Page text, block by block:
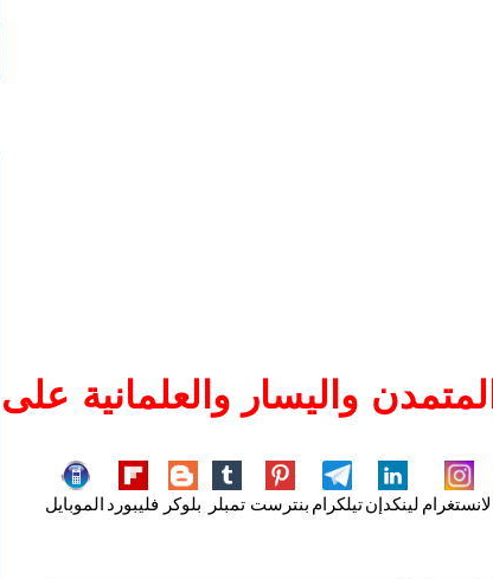
واليسار والعلمانية على
لينكدإنتيلكرام بنترست تمبلر بلوكر فليبورد الموبايل